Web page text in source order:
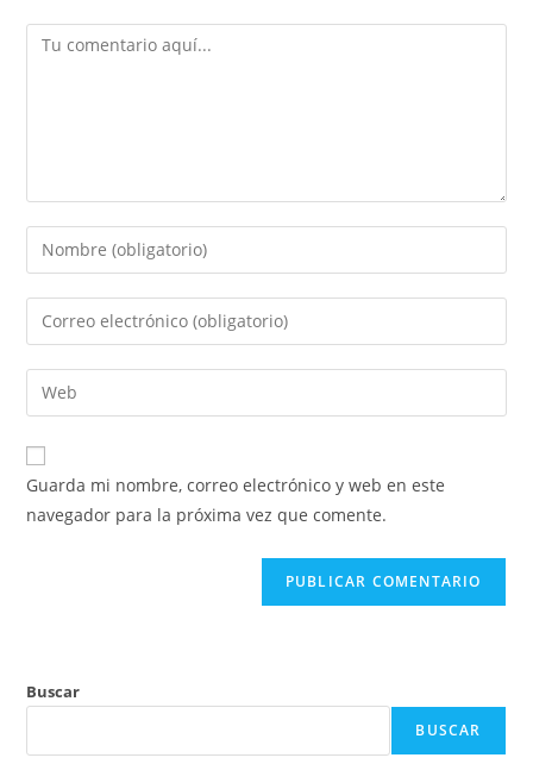
Comentario
Introduce
tu
nombre
de
usuario
para
comentar
Introduce
tu
dirección
de
electrónico
para
comentar
Introduce
la
URL
de
Guarda mi nombre, correo electrónico y web en este
navegador para la próxima vez que comente.
Buscar
BUSCAR